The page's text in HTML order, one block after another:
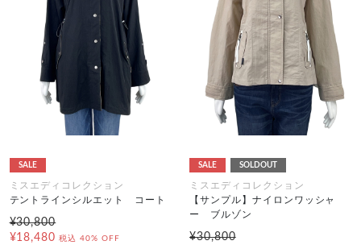
SALE
ミスエディコレクション
テントラインシルエット コート
¥30,800
¥18,480 税込 40% OFF
SALE SOLDOUT
ミスエディコレクション
【サンプル】ナイロンワッシャ
ー ブルゾン
¥30,800